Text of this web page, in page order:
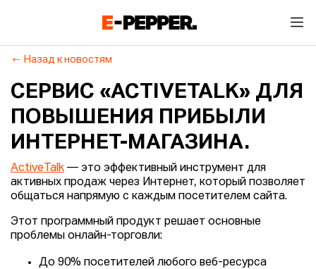
Назад к новостям
СЕРВИС «ACTIVETALK» ДЛЯ
ПОВЫШЕНИЯ ПРИБЫЛИ
ИНТЕРНЕТ-МАГАЗИНА.
ActiveTalk — это эффективный инструмент для
активных продаж через Интернет, который позволяет
общаться напрямую с каждым посетителем сайта.
Этот программный продукт решает основные
проблемы онлайн-торговли:
До 90% посетителей любого веб-ресурса